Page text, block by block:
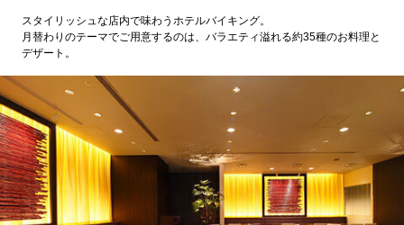
スタイリッシュな店内で味わうホテルバイキング。
月替わりのテーマでご用意するのは、バラエティ溢れる約35種のお料理と
デザート。